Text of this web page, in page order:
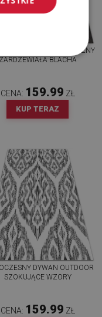
DYWAN ZEWNĘTRZNY
ZARDZEWIAŁA BLACHA
CENA: 159.99 ZŁ
KUP TERAZ
DYWAN OUTDOOR
SZOKUJĄCE WZORY
CENA: 159.99 ZŁ